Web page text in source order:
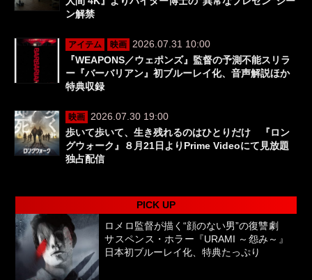
ン解禁
アイテム 映画
2026.07.31 10:00
『WEAPONS／ウェポンズ』監督の予測不能スリラ
ー『バーバリアン』初ブルーレイ化、音声解説ほか
特典収録
映画
2026.07.30 19:00
歩いて歩いて、生き残れるのはひとりだけ 『ロン
グウォーク』８月21日よりPrime Videoにて見放題
独占配信
PICK UP
ロメロ監督が描く“顔のない男”の復讐劇
サスペンス・ホラー『URAMI ～怨み～』
日本初ブルーレイ化、特典たっぷり